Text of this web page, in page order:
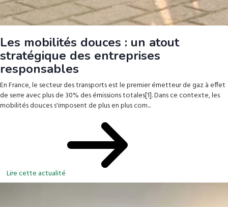
Les mobilités douces : un atout
stratégique des entreprises
responsables
En France, le secteur des transports est le premier émetteur de gaz à effet
de serre avec plus de 30% des émissions totales[1]. Dans ce contexte, les
mobilités douces s'imposent de plus en plus com...
Lire cette actualité